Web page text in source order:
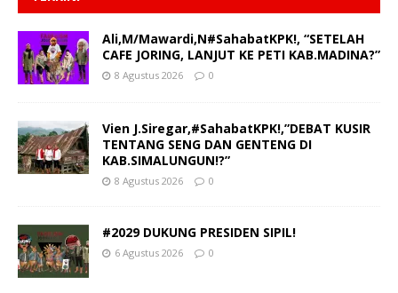
Ali,M/Mawardi,N#SahabatKPK!, “SETELAH
CAFE JORING, LANJUT KE PETI KAB.MADINA?”
8 Agustus 2026 0
Vien J.Siregar,#SahabatKPK!,”DEBAT KUSIR
TENTANG SENG DAN GENTENG DI
KAB.SIMALUNGUN!?”
8 Agustus 2026 0
#2029 DUKUNG PRESIDEN SIPIL!
6 Agustus 2026 0